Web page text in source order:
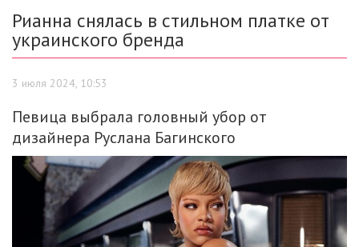
Рианна снялась в стильном платке от
украинского бренда
3 июля 2024, 10:53
Певица выбрала головный убор от
дизайнера Руслана Багинского